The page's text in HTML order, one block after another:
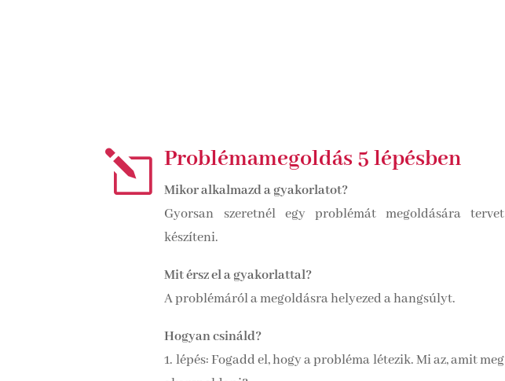
l Problémamegoldás 5 lépésben
Mikor alkalmazd a gyakorlatot?
Gyorsan szeretnél egy problémát megoldására tervet
készíteni.
Mit érsz el a gyakorlattal?
A problémáról a megoldásra helyezed a hangsúlyt.
Hogyan csináld?
1. lépés: Fogadd el, hogy a probléma létezik. Mi az, amit meg